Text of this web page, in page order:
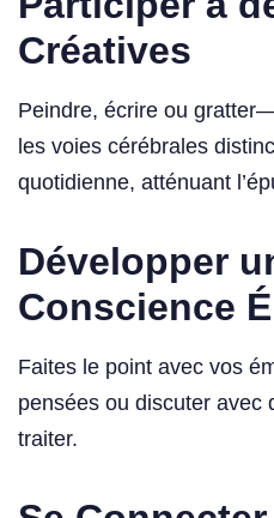
Créatives
Peindre, écrire ou
les voies cérébrales
quotidienne, atténuant
Développer
Conscience
Faites le point avec vos
pensées ou discuter avec
traiter.